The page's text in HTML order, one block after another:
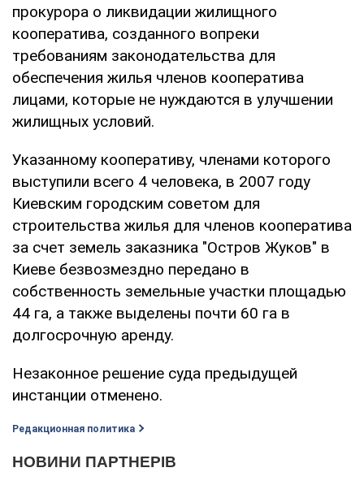
прокурора о ликвидации жилищного
кооператива, созданного вопреки
требованиям законодательства для
обеспечения жилья членов кооператива
лицами, которые не нуждаются в улучшении
жилищных условий.
Указанному кооперативу, членами которого
выступили всего 4 человека, в 2007 году
Киевским городским советом для
строительства жилья для членов кооператива
за счет земель заказника "Остров Жуков" в
Киеве безвозмездно передано в
собственность земельные участки площадью
44 га, а также выделены почти 60 га в
долгосрочную аренду.
Незаконное решение суда предыдущей
инстанции отменено.
Редакционная политика